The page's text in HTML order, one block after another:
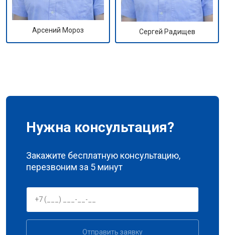
Арсений Мороз Сергей Радищев
Нужна консультация?
Закажите бесплатную консультацию,
перезвоним за 5 минут
Отправить заявку